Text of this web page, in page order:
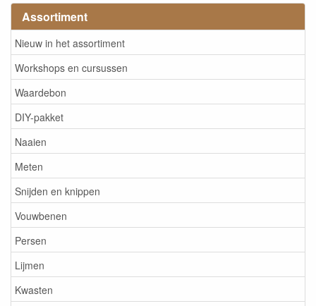
Assortiment
Nieuw in het assortiment
Workshops en cursussen
Waardebon
DIY-pakket
Naaien
Meten
Snijden en knippen
Vouwbenen
Persen
Lijmen
Kwasten